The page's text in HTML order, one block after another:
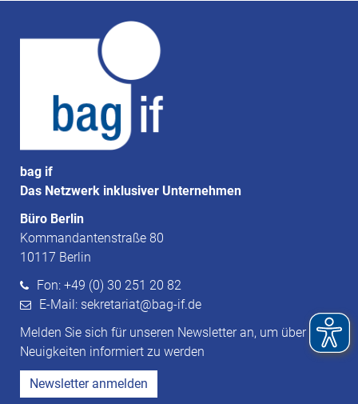
bag if
Das Netzwerk inklusiver Unternehmen
Büro Berlin
Kommandantenstraße 80
10117 Berlin
Fon: +49 (0) 30 251 20 82
E-Mail: sekretariat@bag-if.de
Melden Sie sich für unseren Newsletter an, um über
Neuigkeiten informiert zu werden
Newsletter anmelden